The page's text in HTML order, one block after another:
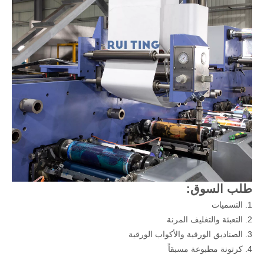
طلب السوق:
1. التسميات
2. التعبئة والتغليف المرنة
3. الصناديق الورقية والأكواب الورقية
4. كرتونة مطبوعة مسبقاً